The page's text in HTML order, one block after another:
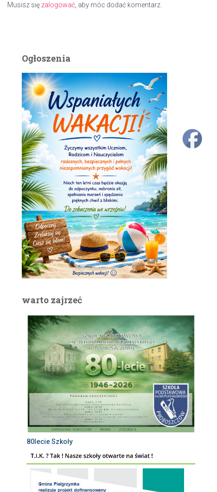
Musisz się zalogować , aby móc dodać komentarz.
Ogłoszenia
warto zajrzeć
80lecie Szkoły